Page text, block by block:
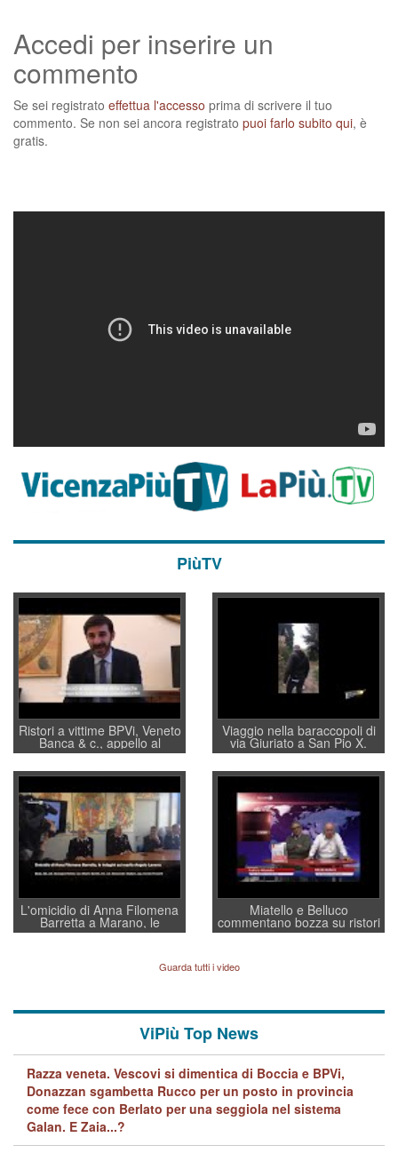
Accedi per inserire un
commento
Se sei registrato effettua l'accesso prima di scrivere il tuo
commento. Se non sei ancora registrato puoi farlo subito qui, è
gratis.
PiùTV
Ristori a vittime BPVi, Veneto
Banca & c., appello al
sottosegretario Alessio
Villarosa: per mettere ordine
convochi con Di Maio CNCU
a supporto della cabina di
regia al Mef
Viaggio nella baraccopoli di
via Giuriato a San Pio X.
Vicenza ai Vicentini: “faremo
un regalo di Natale ai
residenti”
L'omicidio di Anna Filomena
Barretta a Marano, le
indagini dei carabinieri di
quelle di... Barbara D'Urso
Miatello e Belluco
commentano bozza su ristori
BPVi e Veneto Banca
Guarda tutti i video
ViPiù Top News
Razza veneta. Vescovi si dimentica di Boccia e BPVi,
Donazzan sgambetta Rucco per un posto in provincia
come fece con Berlato per una seggiola nel sistema
Galan. E Zaia...?